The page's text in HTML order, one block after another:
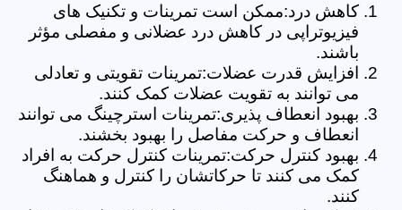
کاهش درد:ممکن است تمرینات و تکنیک های
فیزیوتراپی در کاهش درد عضلانی و مفصلی مؤثر
باشند.
افزایش قدرت عضلات:تمرینات تقویتی و تعادلی
می توانند به تقویت عضلات کمک کنند.
بهبود انعطاف پذیری:تمرینات استرچینگ می توانند
انعطاف و حرکت مفاصل را بهبود بخشند.
بهبود کنترل حرکت:تمرینات کنترل حرکت به افراد
کمک می کنند تا حرکاتشان را کنترل و هماهنگ
کنند.